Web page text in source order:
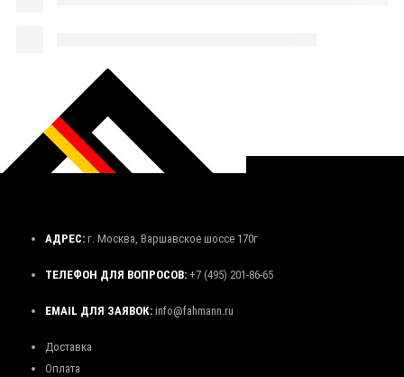
АДРЕС: г. Москва, Варшавское шоссе 170г
ТЕЛЕФОН ДЛЯ ВОПРОСОВ: +7 (495) 201-86-65
EMAIL ДЛЯ ЗАЯВОК: info@fahmann.ru
Доставка
Оплата